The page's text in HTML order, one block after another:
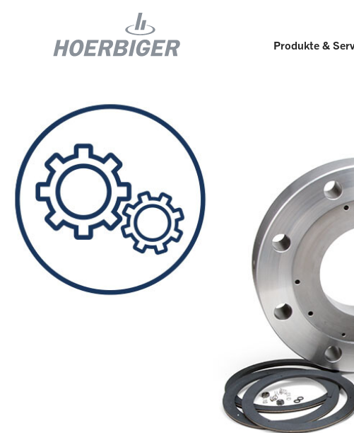
Produkte &
Komponenten und Services für Kompressoren
Flow & Motion Control
Komponenten für Luft- und
Industriekompressoren
Wellhead Solutions
Komponenten für Gasmotoren
Kultur und
Nachhaltigkeit
Unsere